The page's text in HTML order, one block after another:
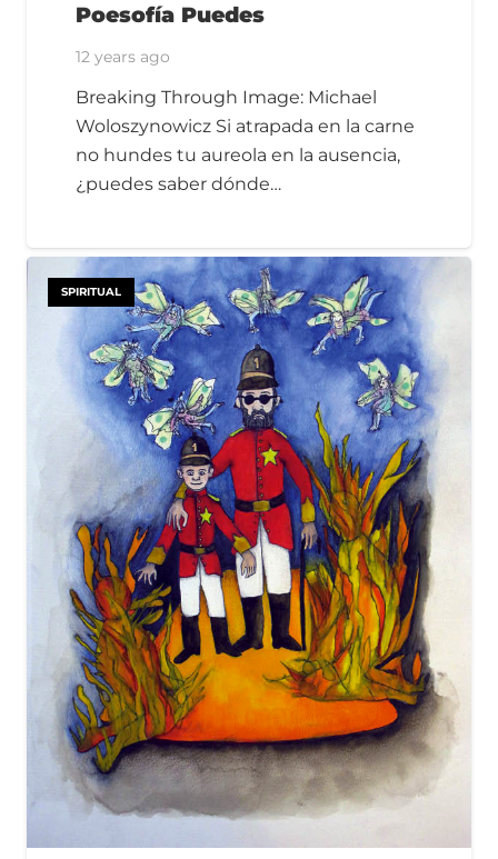
Poesofía Puedes
12 years ago
Breaking Through Image: Michael
Woloszynowicz Si atrapada en la carne
no hundes tu aureola en la ausencia,
¿puedes saber dónde…
SPIRITUAL